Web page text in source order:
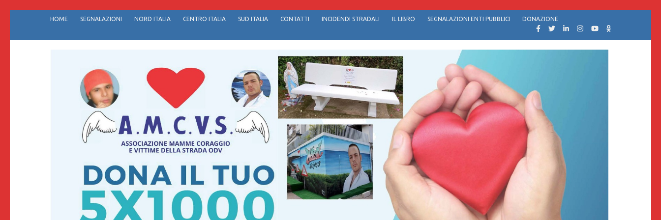
contenuto
HOME SEGNALAZIONI NORD ITALIA CENTRO ITALIA SUD ITALIA CONTATTI INCIDENDI STRADALI IL LIBRO SEGNALAZIONI ENTI PUBBLICI DONAZIONE